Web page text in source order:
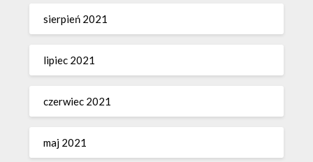
sierpień 2021
lipiec 2021
czerwiec 2021
maj 2021